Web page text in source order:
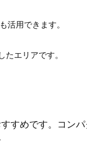
活用できます。
エリアです。
すめです。コンパ